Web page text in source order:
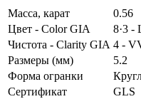
Масса, карат
0.56
Цвет - Color GIA
8·3 -
Чистота - Clarity GIA 4 -
Размеры (мм)
5.2
Форма огранки
Сертификат
GLS